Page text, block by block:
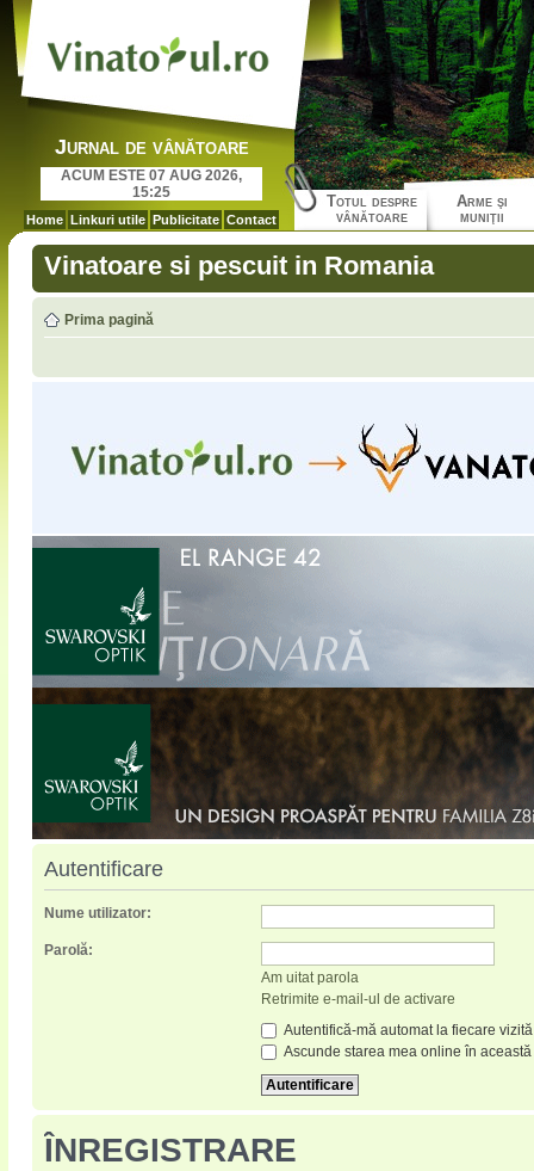
Jurnal de vânătoare
ACUM ESTE 07 AUG 2026,
15:25
Home Linkuri utile Publicitate Contact
Totul despre
vânătoare
Arme şi
muniţii
Vinatoare si pescuit in Romania
Prima pagină
Autentificare
Nume utilizator:
Parolă:
Am uitat parola
Retrimite e-mail-ul de activare
Autentifică-mă automat la fiecare vizită
Ascunde starea mea online în
ÎNREGISTRARE